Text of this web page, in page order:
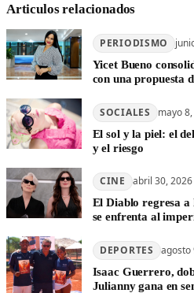
Articulos relacionados
PERIODISMO
Yicet Bueno
con una propuesta
SOCIALES mayo
El sol y la piel: el
y el riesgo
CINE abril 30, 2026
El Diablo regresa
se enfrenta al
DEPORTES agosto
Isaac Guerrero,
Julianny gana en